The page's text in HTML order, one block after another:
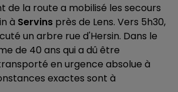
de la route a mobilisé les secours
à Servins près de Lens. Vers 5h30,
un arbre rue d'Hersin. Dans le
de 40 ans qui a dû être
en urgence absolue à
exactes sont à